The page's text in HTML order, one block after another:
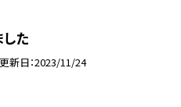
た
更新日 2023/11/24